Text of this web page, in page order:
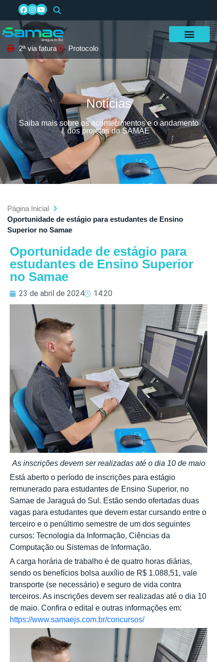
2ª via fatura Protocolo
Notícias
Saiba mais sobre os acontecimentos e o andamento
dos projetos do SAMAE
Página Inicial
Oportunidade de estágio para estudantes de Ensino
Superior no Samae
Oportunidade de estágio para
estudantes de Ensino Superior
no Samae
23 de abril de 2024 14:20
As inscrições devem ser realizadas até o dia 10 de maio
Está aberto o período de inscrições para estágio
remunerado para estudantes de Ensino Superior, no
Samae de Jaraguá do Sul. Estão sendo ofertadas duas
vagas para estudantes que devem estar cursando entre o
terceiro e o penúltimo semestre de um dos seguintes
cursos: Tecnologia da Informação, Ciências da
Computação ou Sistemas de Informação.
A carga horária de trabalho é de quatro horas diárias,
sendo os benefícios bolsa auxílio de R$ 1.088,51, vale
transporte (se necessário) e seguro de vida contra
terceiros. As inscrições devem ser realizadas até o dia 10
de maio. Confira o edital e outras informações em:
https://www.samaejs.com.br/concursos/